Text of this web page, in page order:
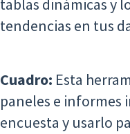
tablas dinámicas y
tendencias en tus
Cuadro: Esta
paneles e informes
encuesta y usarlo